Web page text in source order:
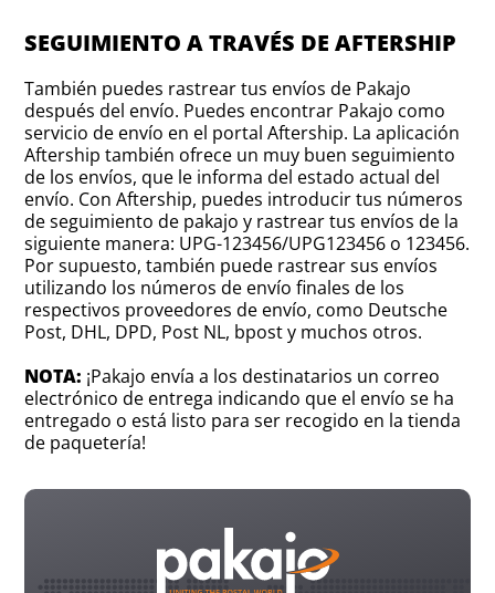
SEGUIMIENTO A TRAVÉS DE AFTERSHIP
También puedes rastrear tus envíos de Pakajo
después del envío. Puedes encontrar Pakajo como
servicio de envío en el portal Aftership. La aplicación
Aftership también ofrece un muy buen seguimiento
de los envíos, que le informa del estado actual del
envío. Con Aftership, puedes introducir tus números
de seguimiento de pakajo y rastrear tus envíos de la
siguiente manera: UPG-123456/UPG123456 o 123456.
Por supuesto, también puede rastrear sus envíos
utilizando los números de envío finales de los
respectivos proveedores de envío, como Deutsche
Post, DHL, DPD, Post NL, bpost y muchos otros.
NOTA: ¡Pakajo envía a los destinatarios un correo
electrónico de entrega indicando que el envío se ha
entregado o está listo para ser recogido en la tienda
de paquetería!